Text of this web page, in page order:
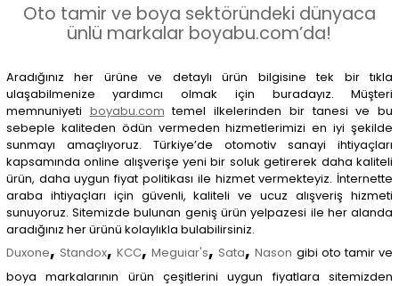
Oto tamir ve boya sektöründeki dünyaca
ünlü markalar boyabu.com’da!
Aradığınız her ürüne ve detaylı ürün bilgisine tek bir tıkla
ulaşabilmenize yardımcı olmak için buradayız. Müşteri
memnuniyeti boyabu.com temel ilkelerinden bir tanesi ve bu
sebeple kaliteden ödün vermeden hizmetlerimizi en iyi şekilde
sunmayı amaçlıyoruz. Türkiye’de otomotiv sanayi ihtiyaçları
kapsamında online alışverişe yeni bir soluk getirerek daha kaliteli
ürün, daha uygun fiyat politikası ile hizmet vermekteyiz. İnternette
araba ihtiyaçları için güvenli, kaliteli ve ucuz alışveriş hizmeti
sunuyoruz. Sitemizde bulunan geniş ürün yelpazesi ile her alanda
aradığınız her ürünü kolaylıkla bulabilirsiniz.
Duxone, Standox, KCC, Meguiar's, Sata,Nason gibi oto tamir ve
boya markalarının ürün çeşitlerini uygun fiyatlara sitemizden